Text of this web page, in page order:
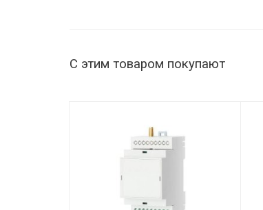
С этим товаром покупают